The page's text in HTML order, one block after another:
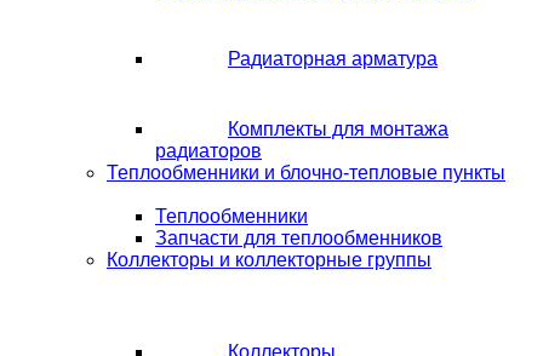
Радиаторная арматура
Комплекты для монтажа
радиаторов
Теплообменники и блочно-тепловые пункты
Теплообменники
Запчасти для теплообменников
Коллекторы и коллекторные группы
Коллекторы